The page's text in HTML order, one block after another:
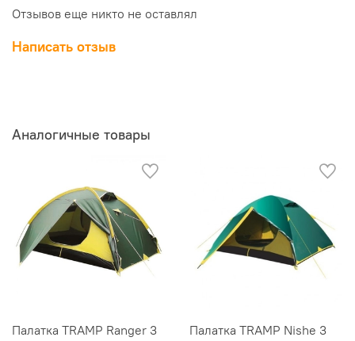
Отзывов еще никто не оставлял
Написать отзыв
Аналогичные товары
Палатка TRAMP Ranger 3
Палатка TRAMP Nishe 3